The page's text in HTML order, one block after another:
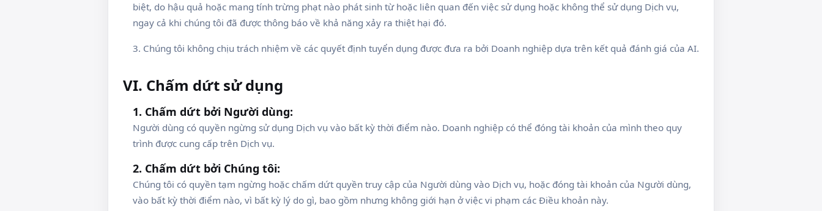
biệt, do hậu quả hoặc mang tính trừng phạt nào phát sinh từ hoặc liên quan đến việc sử dụng hoặc không thể sử dụng Dịch vụ,
ngay cả khi chúng tôi đã được thông báo về khả năng xảy ra thiệt hại đó.
3. Chúng tôi không chịu trách nhiệm về các quyết định tuyển dụng được đưa ra bởi Doanh nghiệp dựa trên kết quả đánh giá của AI.
VI. Chấm dứt sử dụng
1. Chấm dứt bởi Người dùng:
Người dùng có quyền ngừng sử dụng Dịch vụ vào bất kỳ thời điểm nào. Doanh nghiệp có thể đóng tài khoản của mình theo quy
trình được cung cấp trên Dịch vụ.
2. Chấm dứt bởi Chúng tôi:
Chúng tôi có quyền tạm ngừng hoặc chấm dứt quyền truy cập của Người dùng vào Dịch vụ, hoặc đóng tài khoản của Người dùng,
vào bất kỳ thời điểm nào, vì bất kỳ lý do gì, bao gồm nhưng không giới hạn ở việc vi phạm các Điều khoản này.